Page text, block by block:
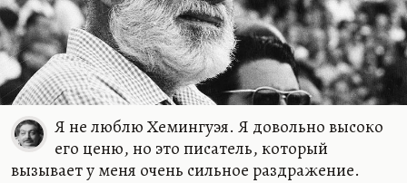
Кавалеров — Стивен Дедалус, который бродит
по жизни, страдает от неприкаянности и
становится Бабичеву кем-то вроде
воспитанника, вроде сына.
Но что…
Я не люблю Хемингуэя. Я довольно высоко
его ценю, но это писатель, который
вызывает у меня очень сильное раздражение.